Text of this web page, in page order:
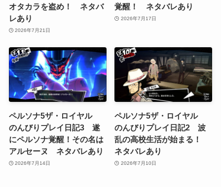
オタカラを盗め！ ネタバ
レあり
2026年7月21日
覚醒！ ネタバレあり
2026年7月17日
ペルソナ5ザ・ロイヤル
のんびりプレイ日記3 遂
にペルソナ覚醒！その名は
アルセーヌ ネタバレあり
2026年7月14日
ペルソナ5ザ・ロイヤル
のんびりプレイ日記2 波
乱の高校生活が始まる！
ネタバレあり
2026年7月10日